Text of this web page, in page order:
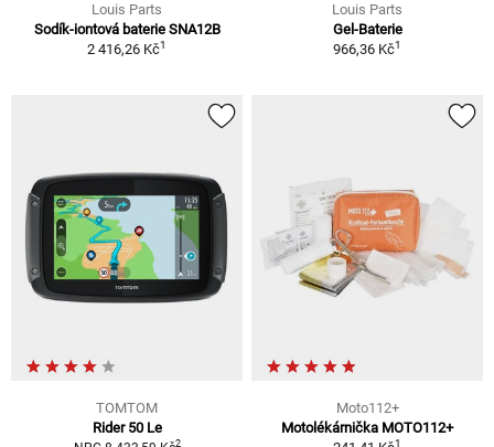
Louis Parts
Sodík-iontová baterie SNA12B
2 416,26 Kč1
Louis Parts
Gel-Baterie
966,36 Kč1
TOMTOM
Rider 50 Le
2
Moto112+
Motolékárnička MOTO112+
1